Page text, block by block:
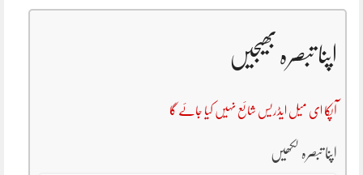
اپنا تبصرہ بھیجیں
آپکا ای میل ایڈریس شائع نہیں کیا جائے گا
اپنا تبصرہ لکھیں